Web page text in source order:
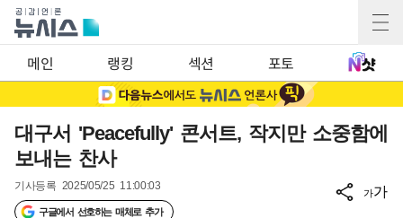
메인 랭킹 섹션 포토
대구서 'Peacefully' 콘서트, 작지만 소중함에
보내는 찬사
기사등록 2025/05/25 11:00:03
구글에서 선호하는 매체로 추가
가가